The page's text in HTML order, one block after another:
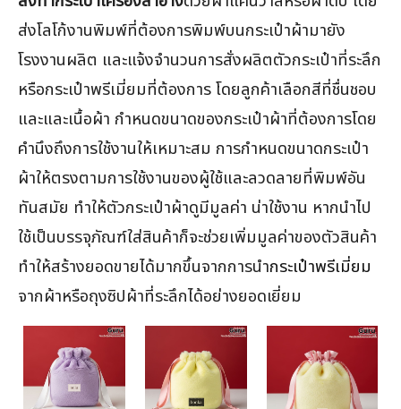
ส่งโลโก้งานพิมพ์ที่ต้องการพิมพ์บนกระเป๋าผ้ามายัง
โรงงานผลิต และแจ้งจำนวนการสั่งผลิตตัวกระเป๋าที่ระลึก
หรือกระเป๋าพรีเมี่ยมที่ต้องการ โดยลูกค้าเลือกสีที่ชื่นชอบ
และและเนื้อผ้า กำหนดขนาดของกระเป๋าผ้าที่ต้องการโดย
คำนึงถึงการใช้งานให้เหมาะสม การกำหนดขนาดกระเป๋า
ผ้าให้ตรงตามการใช้งานของผู้ใช้และลวดลายที่พิมพ์อัน
ทันสมัย ทำให้ตัวกระเป๋าผ้าดูมีมูลค่า น่าใช้งาน หากนำไป
ใช้เป็นบรรจุภัณฑ์ใส่สินค้าก็จะช่วยเพิ่มมูลค่าของตัวสินค้า
ทำให้สร้างยอดขายได้มากขึ้นจากการนำกระเป๋าพรีเมี่ยม
จากผ้าหรือถุงซิปผ้าที่ระลึกได้อย่างยอดเยี่ยม